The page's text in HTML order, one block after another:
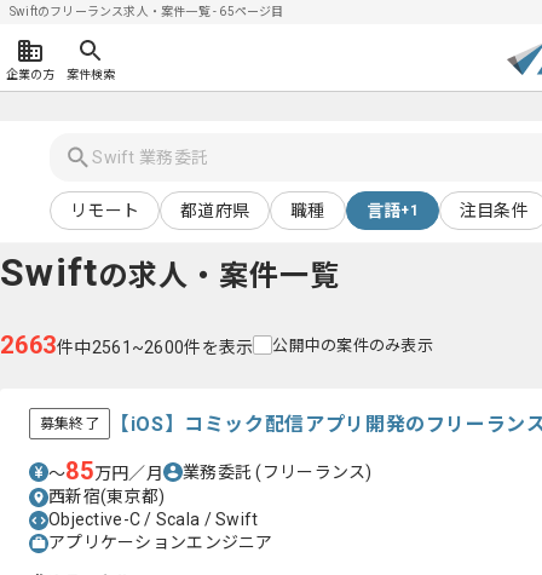
Swiftのフリーランス求人・案件一覧 - 65ページ目
企業の方 案件検索
リモート 都道府県 職種 言語+1 注目条件
Swiftの求人・案件一覧
2663件中2561~2600件を表示 公開中の案件のみ表示
募集終了 【iOS】コミック配信アプリ開発のフリーラン
〜85万円／月 業務委託(フリーランス)
西新宿(東京都)
Objective-C / Scala / Swift
アプリケーションエンジニア